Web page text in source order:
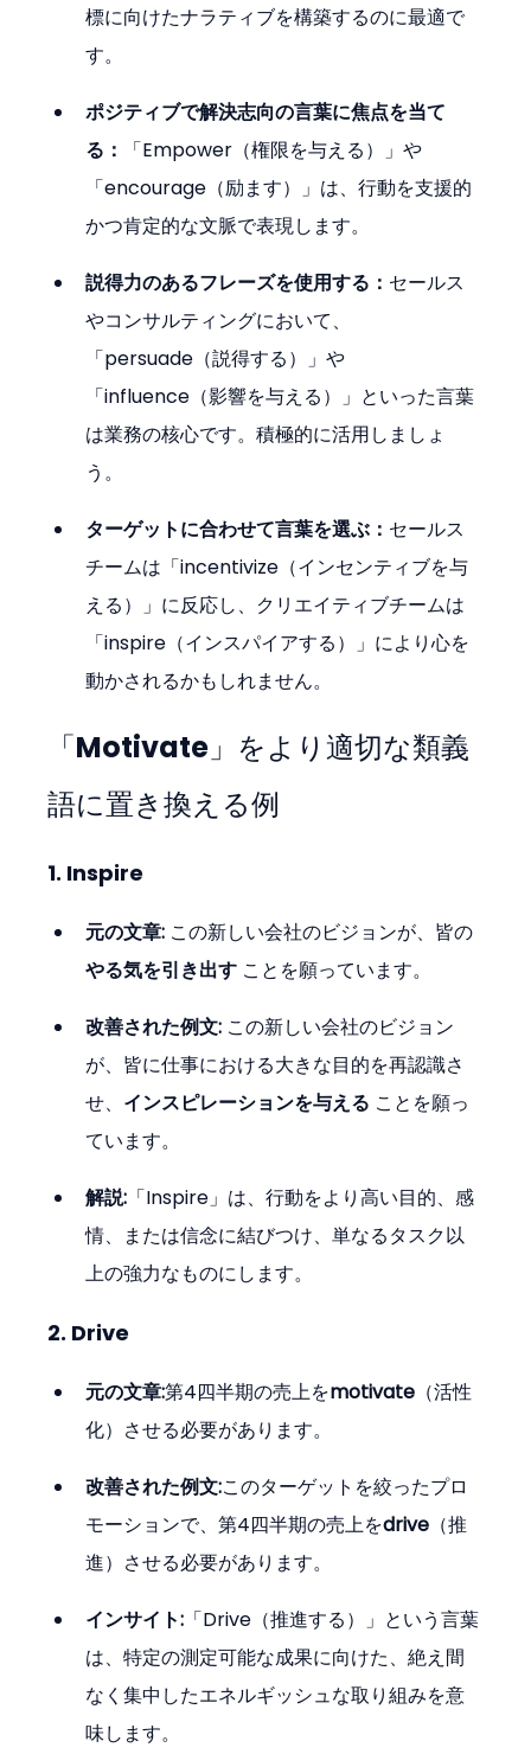
標に向けたナラティブを構築するのに最適で
す。
ポジティブで解決志向の言葉に焦点を当て
る：
「Empower（権限を与える）」や
「encourage（励ます）」は、行動を支援的
かつ肯定的な文脈で表現します。
説得力のあるフレーズを使用する： セールス
やコンサルティングにおいて、
「persuade（説得する）」や
「influence（影響を与える）」といった言葉
は業務の核心です。積極的に活用しましょ
う。
ターゲットに合わせて言葉を選ぶ： セールス
チームは「incentivize（インセンティブを与
える）」に反応し、クリエイティブチームは
「inspire（インスパイアする）」により心を
動かされるかもしれません。
「Motivate」をより適切な類義
語に置き換える例
1. Inspire
元の文章: この新しい会社のビジョンが、皆の
やる気を引き出す ことを願っています。
改善された例文: この新しい会社のビジョン
が、皆に仕事における大きな目的を再認識さ
せ、 インスピレーションを与える ことを願っ
ています。
解説: 「Inspire」は、行動をより高い目的、感
情、または信念に結びつけ、単なるタスク以
上の強力なものにします。
2. Drive
元の文章:第4四半期の売上をmotivate （活性
化）させる必要があります。
改善された例文:このターゲットを絞ったプロ
モーションで、第4四半期の売上をdrive （推
進）させる必要があります。
インサイト: 「Drive（推進する）」という言葉
は、特定の測定可能な成果に向けた、絶え間
なく集中したエネルギッシュな取り組みを意
味します。